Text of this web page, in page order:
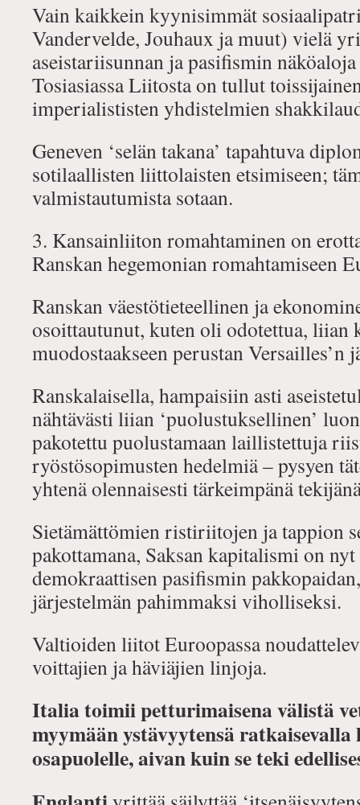
Vain kaikkein kyynisimmät
Vandervelde, Jouhaux ja muut) vielä
aseistariisunnan ja pasifismin
Tosiasiassa Liitosta on tullut
imperialististen yhdistelmien
Geneven ‘selän takana’ tapahtuva
sotilaallisten liittolaisten etsimiseen;
valmistautumista sotaan.
3. Kansainliiton romahtaminen on
Ranskan hegemonian romahtamiseen
Ranskan väestötieteellinen ja
osoittautunut, kuten oli odotettua, liian
muodostaakseen perustan Versailles’n
Ranskalaisella, hampaisiin asti
nähtävästi liian ‘puolustuksellinen’
pakotettu puolustamaan laillistettuja
ryöstösopimusten hedelmiä – pysyen
yhtenä olennaisesti tärkeimpänä
Sietämättömien ristiriitojen ja tappion
pakottamana, Saksan kapitalismi on
demokraattisen pasifismin
järjestelmän pahimmaksi viholliseksi.
Valtioiden liitot Euroopassa
voittajien ja häviäjien linjoja.
Italia toimii petturimaisena välistä
myymään ystävyytensä ratkaisevalla
osapuolelle, aivan kuin se teki